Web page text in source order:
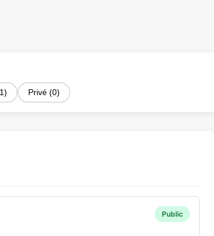
Privé (0)
Public